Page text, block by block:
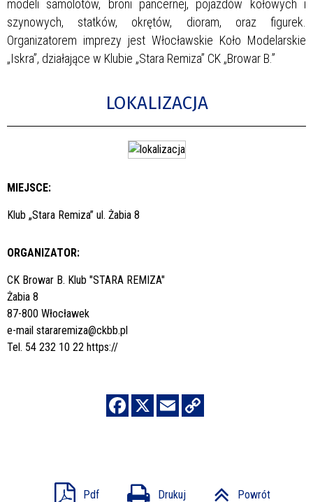
modeli samolotów, broni pancernej, pojazdów kołowych i
szynowych, statków, okrętów, dioram, oraz figurek.
Organizatorem imprezy jest Włocławskie Koło Modelarskie
„Iskra”, działające w Klubie „Stara Remiza” CK „Browar B.”
LOKALIZACJA
MIEJSCE:
Klub „Stara Remiza” ul. Żabia 8
ORGANIZATOR:
CK Browar B. Klub "STARA REMIZA"
Żabia 8
87-800 Włocławek
e-mail stararemiza@ckbb.pl
Tel. 54 232 10 22 https://
Pdf Drukuj Powrót